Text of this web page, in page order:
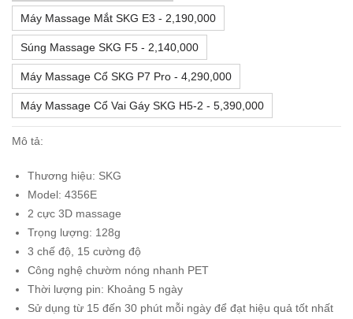
Máy Massage Mắt SKG E3 - 2,190,000
Súng Massage SKG F5 - 2,140,000
Máy Massage Cổ SKG P7 Pro - 4,290,000
Máy Massage Cổ Vai Gáy SKG H5-2 - 5,390,000
Mô tả:
Thương hiệu: SKG
Model: 4356E
2 cực 3D massage
Trọng lượng: 128g
3 chế độ, 15 cường độ
Công nghệ chườm nóng nhanh PET
Thời lượng pin: Khoảng 5 ngày
Sử dụng từ 15 đến 30 phút mỗi ngày để đạt hiệu quả tốt nhất